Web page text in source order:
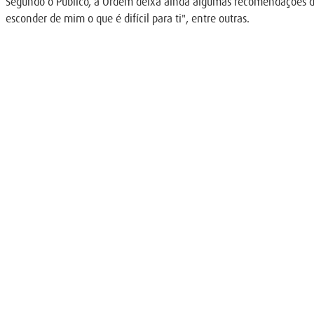
esconder de mim o que é difícil para ti", entre outras.